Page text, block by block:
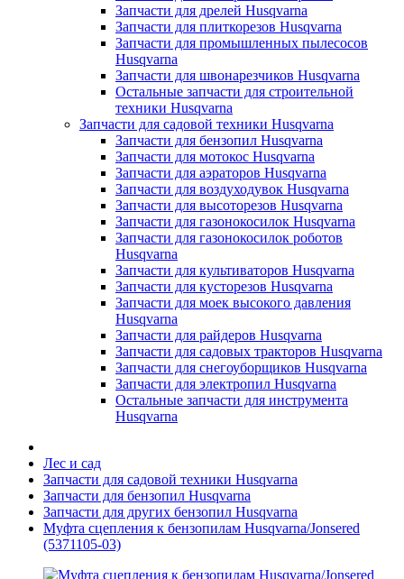
Запчасти для дрелей Husqvarna
Запчасти для плиткорезов Husqvarna
Запчасти для промышленных пылесосов
Husqvarna
Запчасти для швонарезчиков Husqvarna
Остальные запчасти для строительной
техники Husqvarna
Запчасти для садовой техники Husqvarna
Запчасти для бензопил Husqvarna
Запчасти для мотокос Husqvarna
Запчасти для аэраторов Husqvarna
Запчасти для воздуходувок Husqvarna
Запчасти для высоторезов Husqvarna
Запчасти для газонокосилок Husqvarna
Запчасти для газонокосилок роботов
Husqvarna
Запчасти для культиваторов Husqvarna
Запчасти для кусторезов Husqvarna
Запчасти для моек высокого давления
Husqvarna
Запчасти для райдеров Husqvarna
Запчасти для садовых тракторов Husqvarna
Запчасти для снегоуборщиков Husqvarna
Запчасти для электропил Husqvarna
Остальные запчасти для инструмента
Husqvarna
Лес и сад
Запчасти для садовой техники Husqvarna
Запчасти для бензопил Husqvarna
Запчасти для других бензопил Husqvarna
Муфта сцепления к бензопилам Husqvarna/Jonsered
(5371105-03)